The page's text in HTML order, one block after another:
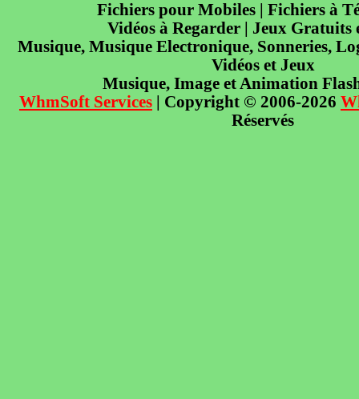
Fichiers pour Mobiles | Fichiers à
Vidéos à Regarder | Jeux Gratuits
Musique, Musique Electronique, Sonneries,
Vidéos et Jeux
Musique, Image et Animation
WhmSoft Services | Copyright © 2006-2026
Réservés